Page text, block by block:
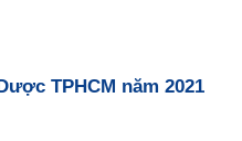
TPHCM năm 2021